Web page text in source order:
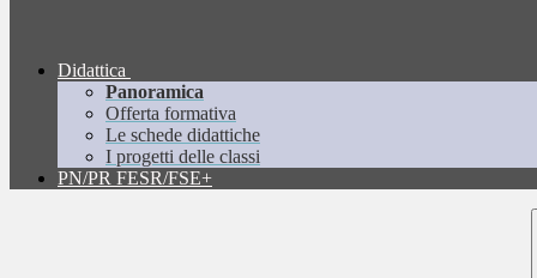
Didattica
Panoramica
Offerta formativa
Le schede didattiche
I progetti delle classi
PN/PR FESR/FSE+